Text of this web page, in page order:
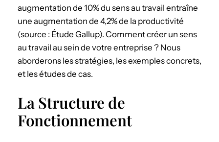
augmentation de 10% du sens au travail entraîne
une augmentation de 4,2% de la productivité
(source : Étude Gallup). Comment créer un sens
au travail au sein de votre entreprise ? Nous
aborderons les stratégies, les exemples concrets,
et les études de cas.
La Structure de
Fonctionnement